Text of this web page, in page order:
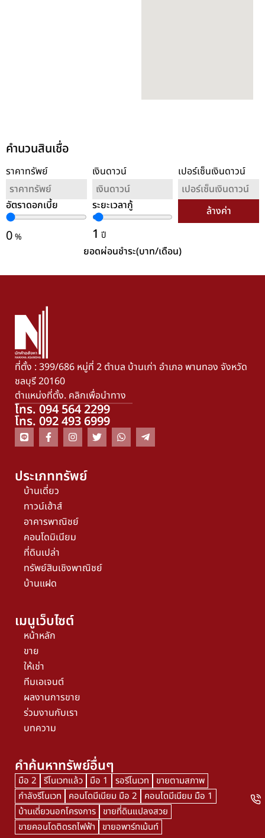
คำนวนสินเชื่อ
ราคาทรัพย์ เงินดาวน์ เปอร์เซ็นเงินดาวน์
อัตราดอกเบี้ย
0%
ระยะเวลากู้
1 ปี
ล้างค่า
ยอดผ่อนชำระ(บาท/เดือน)
ที่ตั้ง : 399/686 หมู่ที่ 2 ตำบล บ้านเก่า อำเภอ พานทอง จังหวัด
ชลบุรี 20160
ตำแหน่งที่ตั้ง. คลิกเพื่อนำทาง
โทร. 094 564 2299
โทร. 092 493 6999
ประเภททรัพย์
บ้านเดี่ยว
ทาวน์เฮ้าส์
อาคารพาณิชย์
คอนโดมิเนียม
ที่ดินเปล่า
ทรัพย์สินเชิงพาณิชย์
บ้านแฝด
เมนูเว็บไซต์
หน้าหลัก
ขาย
ให้เช่า
ทีมเอเจนต์
ผลงานการขาย
ร่วมงานกับเรา
บทความ
คำค้นหาทรัพย์อื่นๆ
มือ 2 รีโนเวทแล้ว มือ 1 รอรีโนเวท
ขายตามสภาพ
กำลังรีโนเวท
คอนโดมีเนียม มือ 2
คอนโดมีเนียม มือ 1
บ้านเดี่ยวนอกโครงการ ขายที่ดินแปลงสวย
ขายคอนโดติดรถไฟฟ้า
ขายอพาร์ทเม้นท์